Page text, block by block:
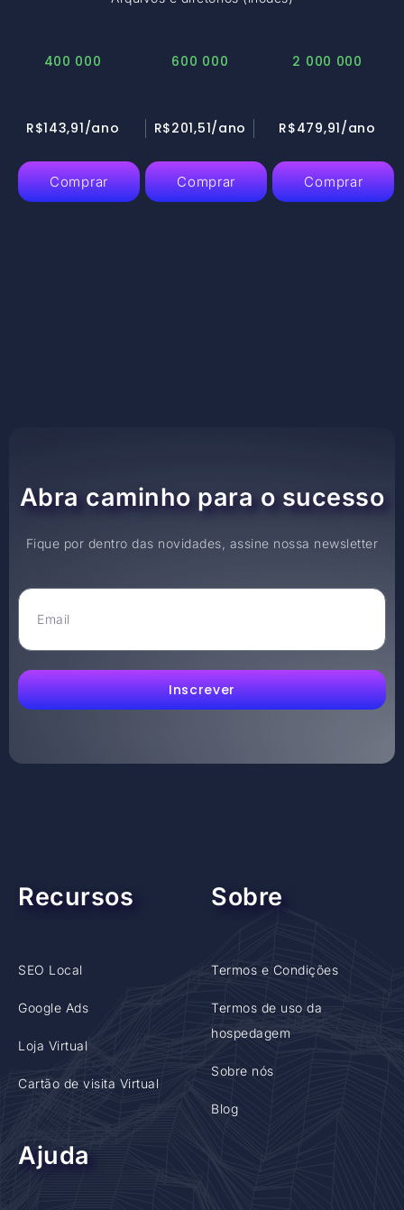
400 000 600 000 2 000 000
R$143,91/ano
Comprar
R$201,51/ano
Comprar
R$479,91/ano
Comprar
Abra caminho para o sucesso
Fique por dentro das novidades, assine nossa newsletter
Inscrever
Recursos
SEO Local
Google Ads
Loja Virtual
Cartão de visita Virtual
Sobre
Termos e Condições
Termos de uso da
hospedagem
Sobre nós
Blog
Ajuda